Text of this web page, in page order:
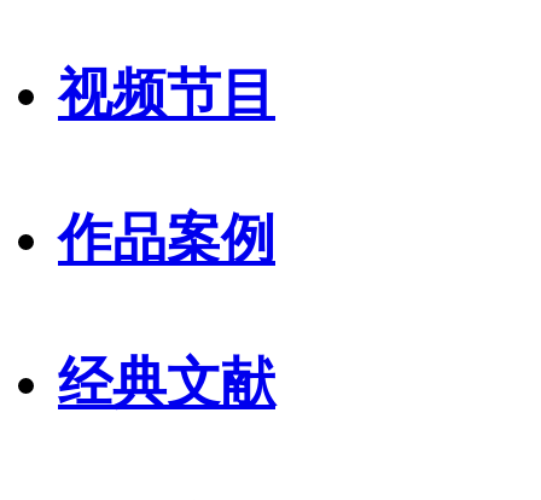
视频节目
作品案例
经典文献